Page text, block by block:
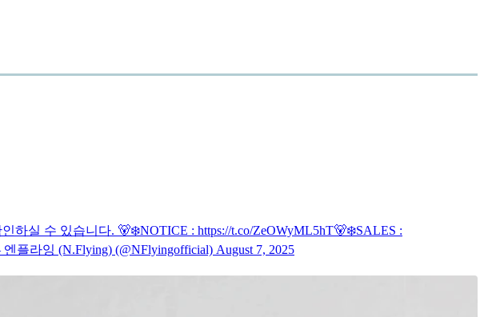
하실 수 있습니다. 🐻‍❄NOTICE : https://t.co/ZeOWyML5hT🐻‍❄SALES :
플라잉 (N.Flying) (@NFlyingofficial) August 7, 2025